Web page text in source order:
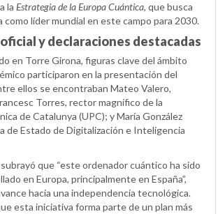
la Estrategia de la Europa Cuántica, que busca
como líder mundial en este campo para 2030.
y declaraciones destacadas
en Torre Girona, figuras clave del ámbito
participaron en la presentación del
ellos se encontraban Mateo Valero,
Torres, rector magnífico de la
de Catalunya (UPC); y María González
de Estado de Digitalización e Inteligencia
que “este ordenador cuántico ha sido
en Europa, principalmente en España”,
hacia una independencia tecnológica.
esta iniciativa forma parte de un plan más